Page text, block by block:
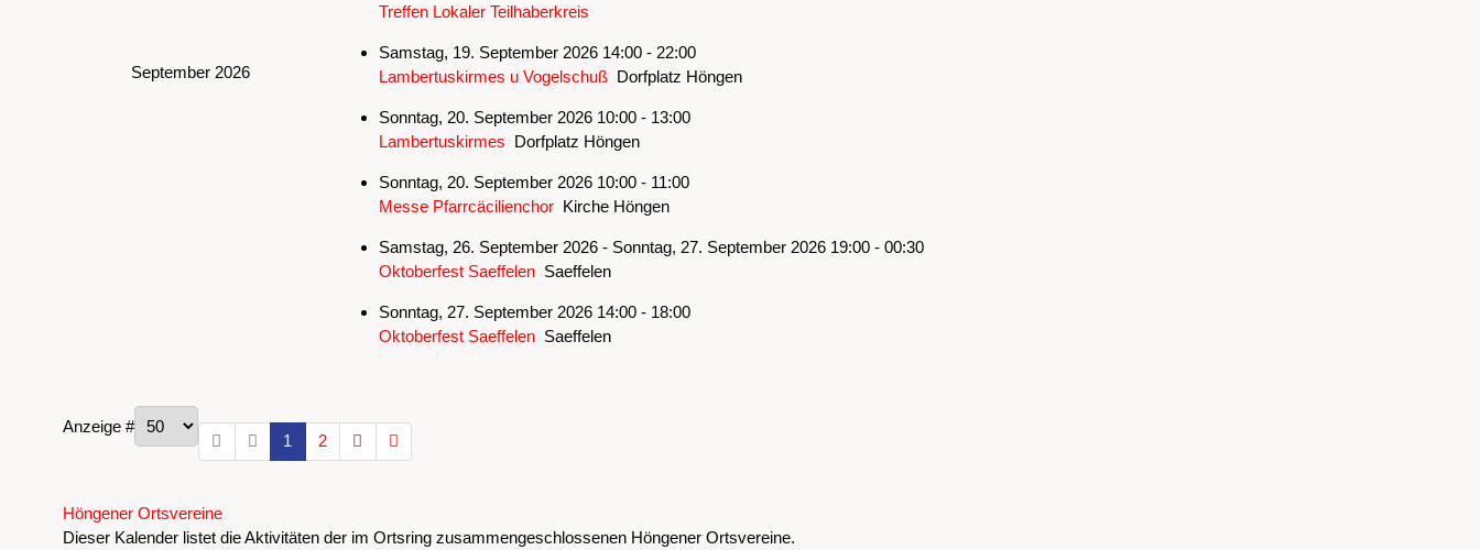
September 2026
Treffen Lokaler Teilhaberkreis
Samstag, 19. September 2026 14:00 - 22:00
Lambertuskirmes u VogelschußDorfplatz Höngen
Sonntag, 20. September 2026 10:00 - 13:00
Lambertuskirmes Dorfplatz Höngen
Sonntag, 20. September 2026 10:00 - 11:00
Messe PfarrcäcilienchorKirche Höngen
Samstag, 26. September 2026 - Sonntag, 27. September 2026 19:00 - 00:30
Oktoberfest SaeffelenSaeffelen
Sonntag, 27. September 2026 14:00 - 18:00
Oktoberfest SaeffelenSaeffelen
Limite der Paginierungsliste
Anzeige #
1 2
Höngener Ortsvereine
Dieser Kalender listet die Aktivitäten der im Ortsring zusammengeschlossenen Höngener Ortsvereine.